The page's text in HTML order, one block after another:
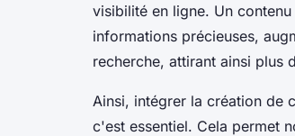
visibilité en ligne. Un
informations précieuses,
recherche, attirant ainsi plus
Ainsi, intégrer la création de
c'est essentiel. Cela permet